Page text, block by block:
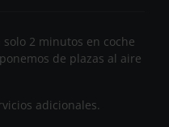
2 minutos en coche
de plazas al aire
adicionales.